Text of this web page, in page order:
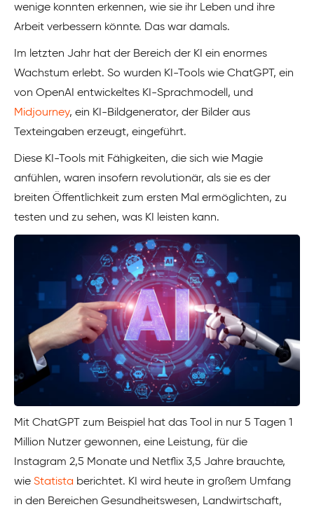
wenige konnten erkennen, wie sie ihr Leben und ihre
Arbeit verbessern könnte. Das war damals.
Im letzten Jahr hat der Bereich der KI ein enormes
Wachstum erlebt. So wurden KI-Tools wie ChatGPT, ein
von OpenAI entwickeltes KI-Sprachmodell, und
Midjourney, ein KI-Bildgenerator, der Bilder aus
Texteingaben erzeugt, eingeführt.
Diese KI-Tools mit Fähigkeiten, die sich wie Magie
anfühlen, waren insofern revolutionär, als sie es der
breiten Öffentlichkeit zum ersten Mal ermöglichten, zu
testen und zu sehen, was KI leisten kann.
Mit ChatGPT zum Beispiel hat das Tool in nur 5 Tagen 1
Million Nutzer gewonnen, eine Leistung, für die
Instagram 2,5 Monate und Netflix 3,5 Jahre brauchte,
wie Statista berichtet. KI wird heute in großem Umfang
in den Bereichen Gesundheitswesen, Landwirtschaft,